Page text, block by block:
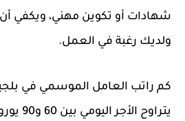
شهادات أو تكوين مهني، ويكفي
ولديك رغبة في العمل.
كم راتب العامل الموسمي في
يتراوح